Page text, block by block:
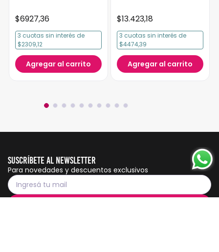
$6927,36
3 cuotas sin interés de
$2309,12
Agregar al carrito
$13.423,18
3 cuotas sin interés de
$4474,39
Agregar al carrito
Suscríbete al Newsletter
Para novedades y descuentos exclusivos